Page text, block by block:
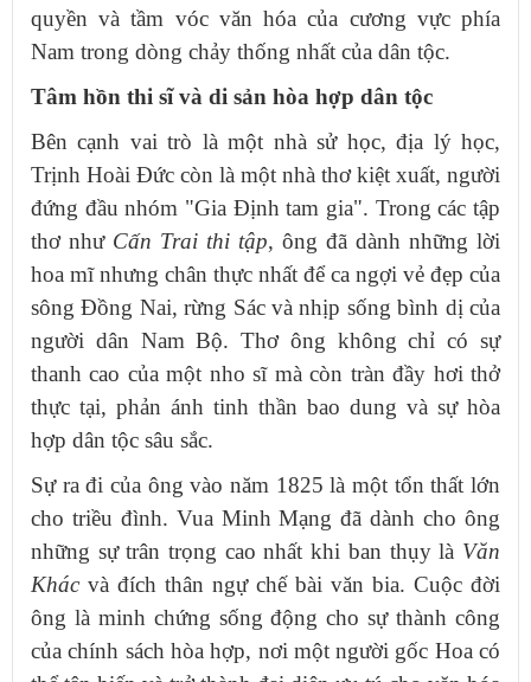
quyền và tầm vóc văn hóa của cương vực phía
Nam trong dòng chảy thống nhất của dân tộc.
Tâm hồn thi sĩ và di sản hòa hợp dân tộc
Bên cạnh vai trò là một nhà sử học, địa lý học,
Trịnh Hoài Đức còn là một nhà thơ kiệt xuất, người
đứng đầu nhóm "Gia Định tam gia". Trong các tập
thơ như Cấn Trai thi tập, ông đã dành những lời
hoa mĩ nhưng chân thực nhất để ca ngợi vẻ đẹp của
sông Đồng Nai, rừng Sác và nhịp sống bình dị của
người dân Nam Bộ. Thơ ông không chỉ có sự
thanh cao của một nho sĩ mà còn tràn đầy hơi thở
thực tại, phản ánh tinh thần bao dung và sự hòa
hợp dân tộc sâu sắc.
Sự ra đi của ông vào năm 1825 là một tổn thất lớn
cho triều đình. Vua Minh Mạng đã dành cho ông
những sự trân trọng cao nhất khi ban thụy là Văn
Khác và đích thân ngự chế bài văn bia. Cuộc đời
ông là minh chứng sống động cho sự thành công
của chính sách hòa hợp, nơi một người gốc Hoa có